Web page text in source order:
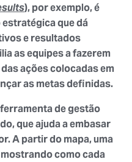
), por exemplo, é
que dá
e resultados
as equipes a fazerem
ações colocadas em
as metas definidas.
de gestão
que ajuda a embasar
A partir do mapa, uma
como cada